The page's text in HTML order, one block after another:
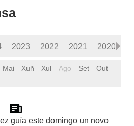
2023 2022 2021 2020
1982 1981 1980
Mai Xuñ Xul Ago Set
Out
guía este domingo un novo